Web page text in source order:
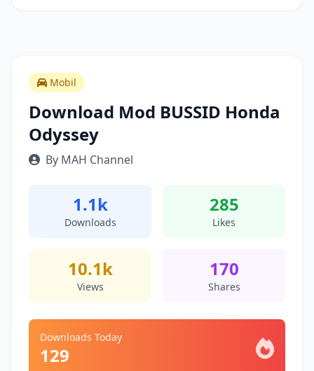
Mobil
Download Mod BUSSID Honda
Odyssey
By MAH Channel
1.1k
Downloads
285
Likes
10.1k
Views
170
Shares
Downloads Today
129